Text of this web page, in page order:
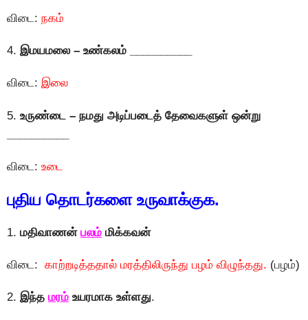
விடை: நகம்
4. இமயமலை – உண்கலம் __________
விடை: இலை
5. உருண்டை – நமது அடிப்படைத் தேவைகளுள் ஒன்று
விடை: உடை
புதிய தொடர்களை உருவாக்குக.
1. மதிவாணன் பலம் மிக்கவன்
விடை: காற்றடித்ததால் மரத்திலிருந்து பழம் விழுந்தது. (பழம்)
2. இந்த மரம் உயரமாக உள்ளது.